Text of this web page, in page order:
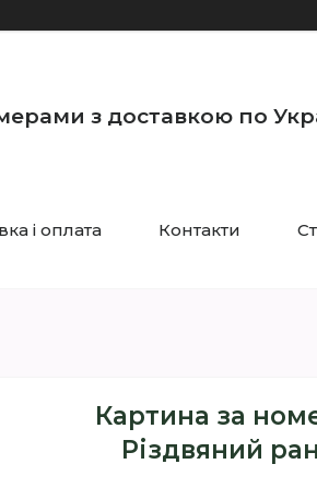
з доставкою по
і оплата Контакти
Картина за
Різдвяний